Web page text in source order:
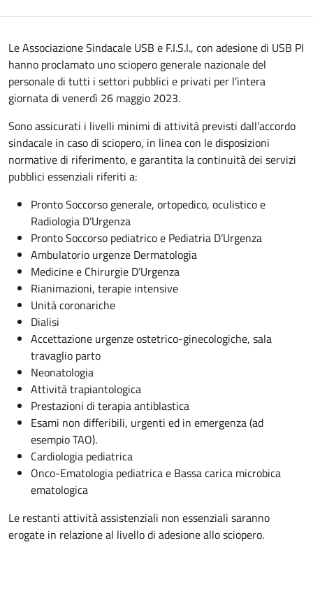
Le Associazione Sindacale USB e F.I.S.I., con adesione di USB PI
hanno proclamato uno sciopero generale nazionale del
personale di tutti i settori pubblici e privati per l’intera
giornata di venerdì 26 maggio 2023.
Sono assicurati i livelli minimi di attività previsti dall’accordo
sindacale in caso di sciopero, in linea con le disposizioni
normative di riferimento, e garantita la continuità dei servizi
pubblici essenziali riferiti a:
Pronto Soccorso generale, ortopedico, oculistico e
Radiologia D’Urgenza
Pronto Soccorso pediatrico e Pediatria D’Urgenza
Ambulatorio urgenze Dermatologia
Medicine e Chirurgie D’Urgenza
Rianimazioni, terapie intensive
Unità coronariche
Dialisi
Accettazione urgenze ostetrico-ginecologiche, sala
travaglio parto
Neonatologia
Attività trapiantologica
Prestazioni di terapia antiblastica
Esami non differibili, urgenti ed in emergenza (ad
esempio TAO).
Cardiologia pediatrica
Onco-Ematologia pediatrica e Bassa carica microbica
ematologica
Le restanti attività assistenziali non essenziali saranno
erogate in relazione al livello di adesione allo sciopero.